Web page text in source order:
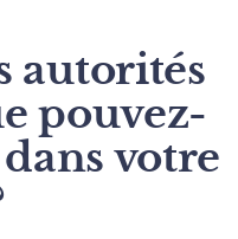
autorités
pouvez-
votre